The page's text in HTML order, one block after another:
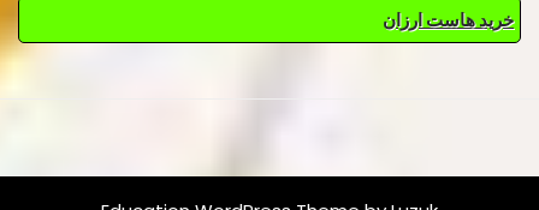
خرید هاست ارزان